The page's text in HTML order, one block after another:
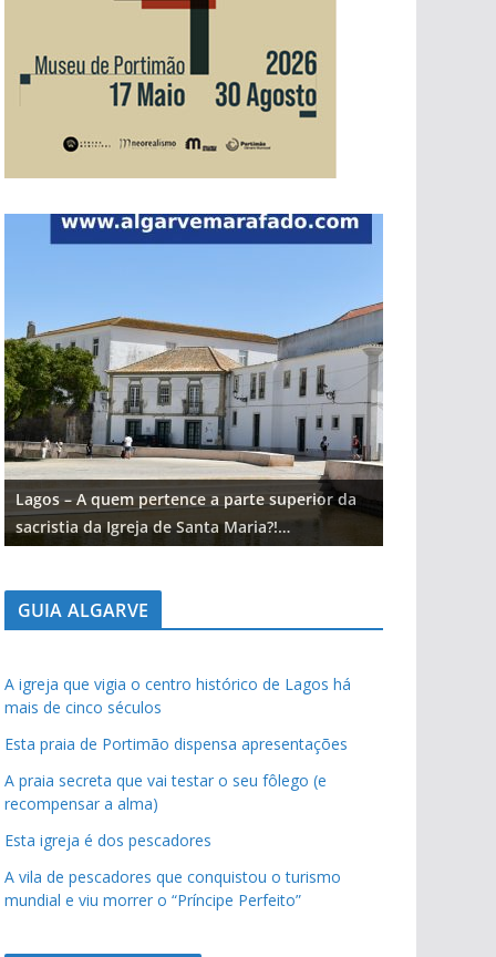
Lagos – A quem pertence a parte superior da
sacristia da Igreja de Santa Maria?!…
GUIA ALGARVE
A igreja que vigia o centro histórico de Lagos há
mais de cinco séculos
Esta praia de Portimão dispensa apresentações
A praia secreta que vai testar o seu fôlego (e
recompensar a alma)
Esta igreja é dos pescadores
A vila de pescadores que conquistou o turismo
mundial e viu morrer o “Príncipe Perfeito”